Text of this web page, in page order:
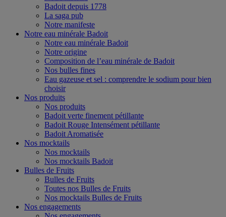
Badoit depuis 1778
La saga pub
Notre manifeste
Notre eau minérale Badoit
Notre eau minérale Badoit
Notre origine
Composition de l’eau minérale de Badoit
Nos bulles fines
Eau gazeuse et sel : comprendre le sodium pour bien
choisir
Nos produits
Nos produits
Badoit verte finement pétillante
Badoit Rouge Intensément pétillante
Badoit Aromatisée
Nos mocktails
Nos mocktails
Nos mocktails Badoit
Bulles de Fruits
Bulles de Fruits
Toutes nos Bulles de Fruits
Nos mocktails Bulles de Fruits
Nos engagements